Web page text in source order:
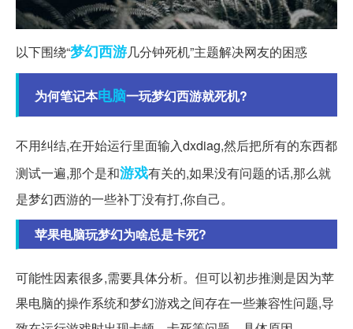
以下围绕“梦幻西游几分钟死机”主题解决网友的困惑
为何笔记本电脑一玩梦幻西游就死机?
不用纠结,在开始运行里面输入dxdiag,然后把所有的东西都
测试一遍,那个是和游戏有关的,如果没有问题的话,那么就
是梦幻西游的一些补丁没有打,你自己。
苹果电脑玩梦幻为啥总是卡死?
可能性因素很多,需要具体分析。但可以初步推测是因为苹
果电脑的操作系统和梦幻游戏之间存在一些兼容性问题,导